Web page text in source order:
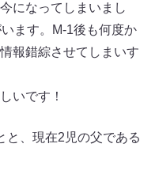
になってしまいまし
ます。M-1後も何度か
報錯綜させてしまいす
いです！
と、現在2児の父である